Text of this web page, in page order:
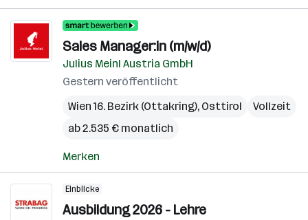
Sales Manager:in (m/w/d)
Julius Meinl Austria GmbH
Gestern veröffentlicht
Wien 16. Bezirk (Ottakring), Osttirol
Vollzeit
ab 2.535 € monatlich
Merken
Einblicke
Ausbildung 2026 - Lehre